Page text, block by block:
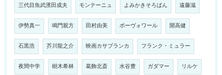
三代目魚武濱田成夫 モンテーニュ よみかきそろばん 遠藤滋
伊勢真一 鳴門親方 田村由美 ボーヴォワール 開高健
石黒浩 芥川龍之介 映画カサブランカ フランク・ミュラー
夜間中学 樹木希林 葛飾北斎 水谷豊 ガダマー リルケ